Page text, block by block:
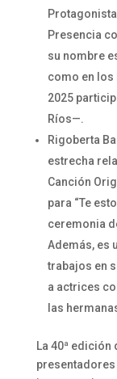
Protagonista
Presencia
su nombre
como en los
2025
Ríos—.
Rigoberta
estrecha
Canción
para “Te
ceremonia
Además, es
trabajos en
a actrices
las
La 40ª